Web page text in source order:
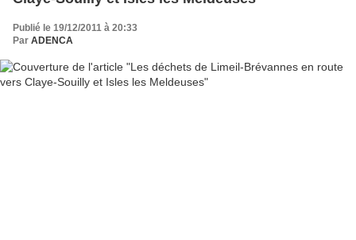
Publié le 19/12/2011 à 20:33
Par ADENCA